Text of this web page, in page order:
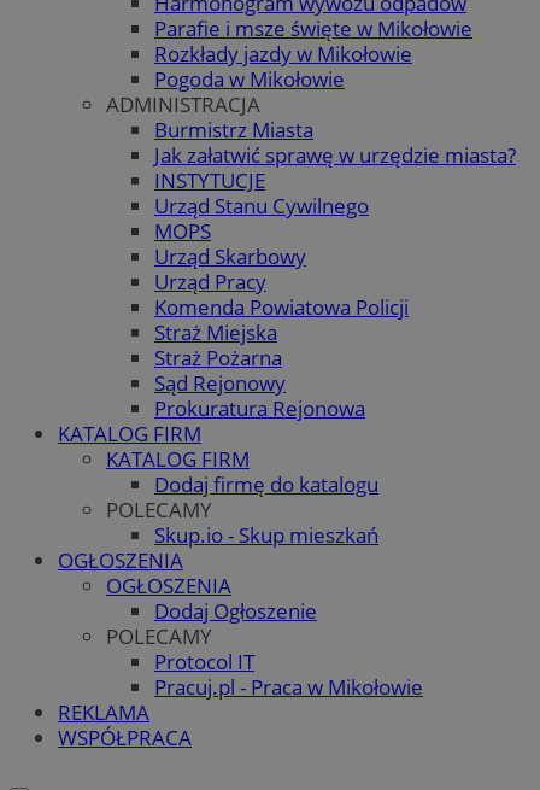
Parafie i msze święte w Mikołowie
Rozkłady jazdy w Mikołowie
Pogoda w Mikołowie
ADMINISTRACJA
Burmistrz Miasta
Jak załatwić sprawę w urzędzie miasta?
INSTYTUCJE
Urząd Stanu Cywilnego
MOPS
Urząd Skarbowy
Urząd Pracy
Komenda Powiatowa Policji
Straż Miejska
Straż Pożarna
Sąd Rejonowy
Prokuratura Rejonowa
KATALOG FIRM
KATALOG FIRM
Dodaj firmę do katalogu
POLECAMY
Skup.io - Skup mieszkań
OGŁOSZENIA
OGŁOSZENIA
Dodaj Ogłoszenie
POLECAMY
Protocol IT
Pracuj.pl - Praca w Mikołowie
REKLAMA
WSPÓŁPRACA